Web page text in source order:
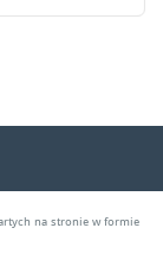
na stronie w formie